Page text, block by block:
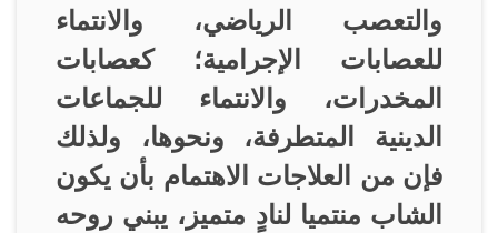
والتعصب الرياضي، والانتماء
للعصابات الإجرامية؛ كعصابات
المخدرات، والانتماء للجماعات
الدينية المتطرفة، ونحوها، ولذلك
فإن من العلاجات الاهتمام بأن يكون
الشاب منتميا لنادٍ متميز، يبني روحه